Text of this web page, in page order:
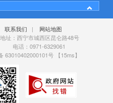
联系我们 | 网站地图
：西宁市城西区昆仑路48号
电话：0971-6329061
63010402000101号【15ms】